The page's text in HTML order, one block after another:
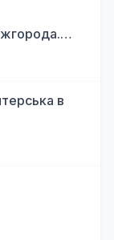
затишок
в